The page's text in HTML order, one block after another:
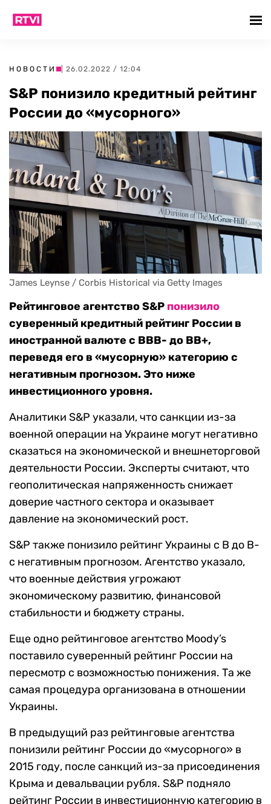
НОВОСТИ | 26.02.2022 / 12:04
S&P понизило кредитный рейтинг
России до «мусорного»
James Leynse / Corbis Historical via Getty Images
Рейтинговое агентство S&P понизило
суверенный кредитный рейтинг России в
иностранной валюте с ВВВ- до ВВ+,
переведя его в «мусорную» категорию с
негативным прогнозом. Это ниже
инвестиционного уровня.
Аналитики S&P указали, что санкции из-за
военной операции на Украине могут негативно
сказаться на экономической и внешнеторговой
деятельности России. Эксперты считают, что
геополитическая напряженность снижает
доверие частного сектора и оказывает
давление на экономический рост.
S&P также понизило рейтинг Украины с B до B-
с негативным прогнозом. Агентство указало,
что военные действия угрожают
экономическому развитию, финансовой
стабильности и бюджету страны.
Еще одно рейтинговое агентство Moody’s
поставило суверенный рейтинг России на
пересмотр с возможностью понижения. Та же
самая процедура организована в отношении
Украины.
В предыдущий раз рейтинговые агентства
понизили рейтинг России до «мусорного» в
2015 году, после санкций из-за присоединения
Крыма и девальвации рубля. S&P подняло
рейтинг России в инвестиционную категорию в